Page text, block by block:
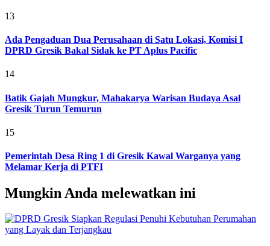
13
Ada Pengaduan Dua Perusahaan di Satu Lokasi, Komisi I
DPRD Gresik Bakal Sidak ke PT Aplus Pacific
14
Batik Gajah Mungkur, Mahakarya Warisan Budaya Asal
Gresik Turun Temurun
15
Pemerintah Desa Ring 1 di Gresik Kawal Warganya yang
Melamar Kerja di PTFI
Mungkin Anda melewatkan ini